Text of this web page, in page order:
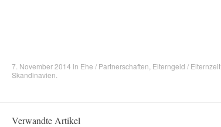
7. November 2014 in Ehe / Partnerschaften Elterngeld /
Skandinavien
Verwandte Artikel